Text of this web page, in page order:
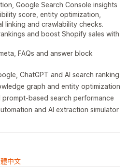
Google Search Console insights
score, entity optimization,
linking and crawlability checks.
and boost Shopify sales with
FAQs and answer block
ChatGPT and AI search ranking
graph and entity optimization
based search performance
and AI extraction simulator
中文